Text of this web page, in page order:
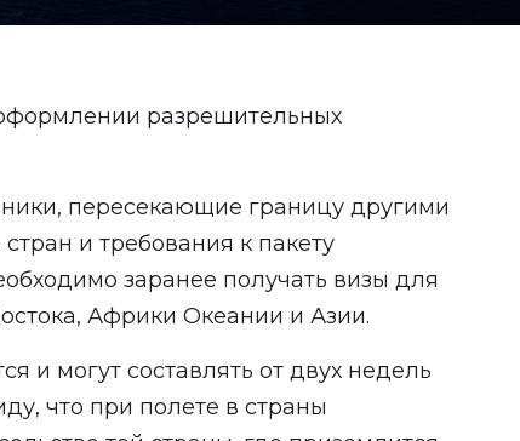
разрешительных
пересекающие границу другими
и требования к пакету
заранее получать визы для
Африки Океании и Азии.
и могут составлять от двух недель
что при полете в страны